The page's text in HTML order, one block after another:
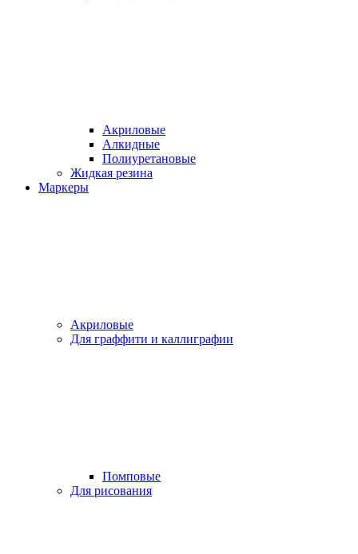
Акриловые
Алкидные
Полиуретановые
Жидкая резина
Маркеры
Акриловые
Для граффити и каллиграфии
Помповые
Для рисования